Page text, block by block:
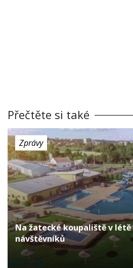
Přečtěte si také
Zprávy
Na žatecké koupaliště v létě
návštěvníků
před 3 lety